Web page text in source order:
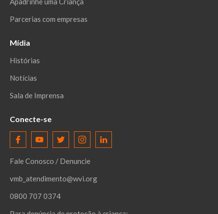
Parcerias com empresas
Mídia
Histórias
Notícias
Sala de Imprensa
Conecte-se
Fale Conosco / Denuncie
vmb_atendimento@wvi.org
0800 707 0374